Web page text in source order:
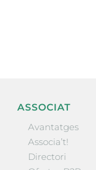
ASSOCIAT
Avantatges
Associa’t!
Directori